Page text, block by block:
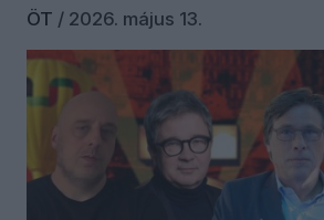
ÖT / 2026. május 13.